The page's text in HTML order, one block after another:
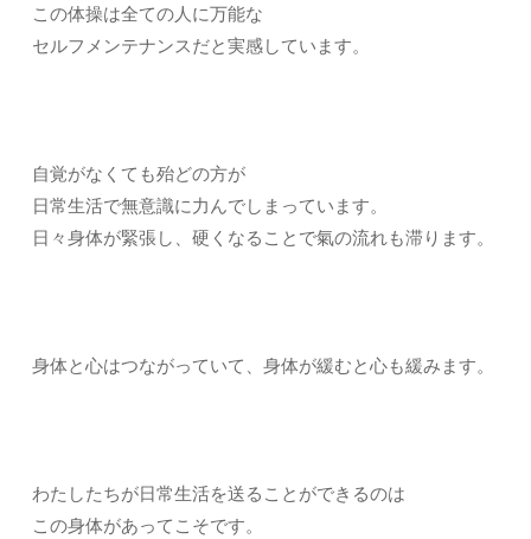
この体操は全ての人に万能な
セルフメンテナンスだと実感しています。
自覚がなくても殆どの方が
日常生活で無意識に力んでしまっています。
日々身体が緊張し、硬くなることで氣の流れも滞ります。
身体と心はつながっていて、身体が緩むと心も緩みます。
わたしたちが日常生活を送ることができるのは
この身体があってこそです。